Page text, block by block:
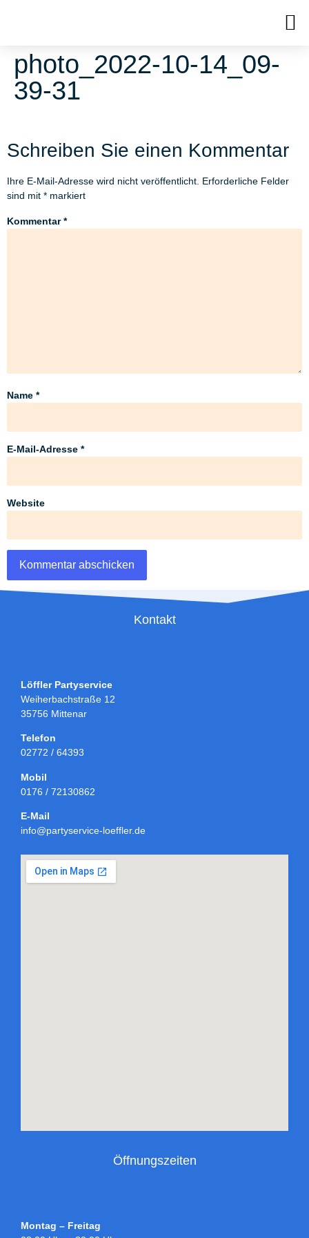
photo_2022-10-14_09-
39-31
Schreiben Sie einen Kommentar
Ihre E-Mail-Adresse wird nicht veröffentlicht. Erforderliche Felder
sind mit * markiert
Kommentar*
Name *
E-Mail-Adresse *
Website
Kontakt
Löffler Partyservice
Weiherbachstraße 12
35756 Mittenar
Telefon
02772 / 64393
Mobil
0176 / 72130862
E-Mail
info@partyservice-loeffler.de
Öffnungszeiten
Montag – Freitag